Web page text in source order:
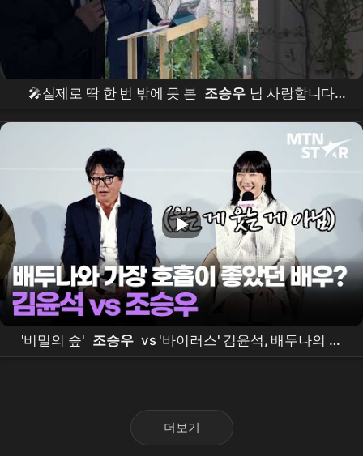
🎤실제로 딱 한 번 밖에 못 본 조승우 님 사랑합니다
✨.#결혼식 #결혼식사회자 #웨딩 #사회자 #진행 #사회
'비밀의 숲' 조승우 vs '바이러스' 김윤석, 배두나의 선
택은? 💦 ｜ Bae Doo Na / MTN STAR
더보기